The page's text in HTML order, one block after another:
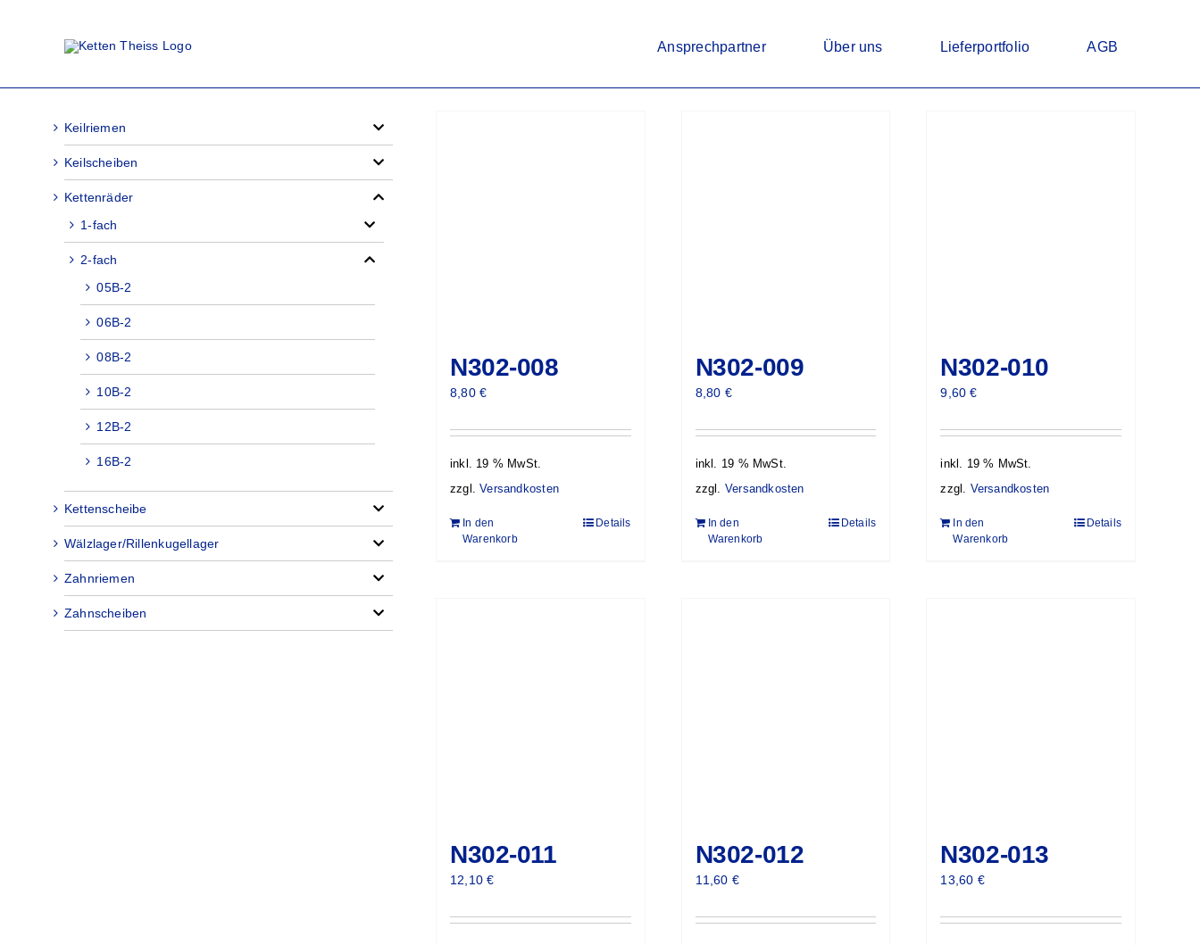
Ansprechpartner Über uns Lieferportfolio AGB
Keilriemen
Keilscheiben
Kettenräder
1-fach
2-fach
05B-2
06B-2
08B-2
10B-2
12B-2
16B-2
Kettenscheibe
Wälzlager/Rillenkugellager
Zahnriemen
Zahnscheiben
N302-008
8,80€
inkl. 19 % MwSt.
zzgl.Versandkosten
In den
Warenkorb
Details
N302-009
8,80 €
inkl. 19 % MwSt.
zzgl. Versandkosten
In den
Warenkorb
Details
N302-010
9,60€
inkl. 19 % MwSt.
zzgl. Versandkosten
In den
Warenkorb
Details
N302-011
12,10€
N302-012
11,60 €
N302-013
13,60 €